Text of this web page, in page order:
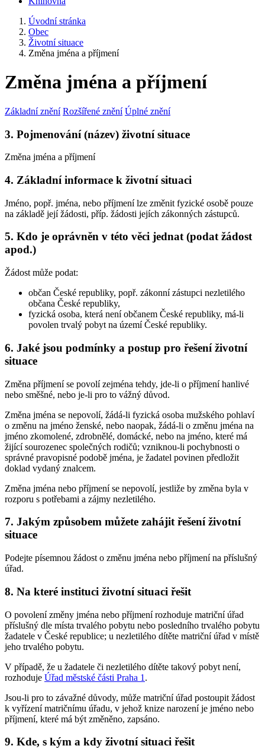
Úvodní stránka
Obec
Životní situace
Změna jména a příjmení
Změna jména a příjmení
Základní znění Rozšířené znění Úplné znění
3. Pojmenování (název) životní situace
Změna jména a příjmení
4. Základní informace k životní situaci
Jméno, popř. jména, nebo příjmení lze změnit fyzické osobě pouze
na základě její žádosti, příp. žádosti jejích zákonných zástupců.
5. Kdo je oprávněn v této věci jednat (podat žádost
apod.)
Žádost může podat:
občan České republiky, popř. zákonní zástupci nezletilého
občana České republiky,
fyzická osoba, která není občanem České republiky, má-li
povolen trvalý pobyt na území České republiky.
6. Jaké jsou podmínky a postup pro řešení životní
situace
Změna příjmení se povolí zejména tehdy, jde-li o příjmení hanlivé
nebo směšné, nebo je-li pro to vážný důvod.
Změna jména se nepovolí, žádá-li fyzická osoba mužského pohlaví
o změnu na jméno ženské, nebo naopak, žádá-li o změnu jména na
jméno zkomolené, zdrobnělé, domácké, nebo na jméno, které má
žijící sourozenec společných rodičů; vzniknou-li pochybnosti o
správné pravopisné podobě jména, je žadatel povinen předložit
doklad vydaný znalcem.
Změna jména nebo příjmení se nepovolí, jestliže by změna byla v
rozporu s potřebami a zájmy nezletilého.
7. Jakým způsobem můžete zahájit řešení životní
situace
Podejte písemnou žádost o změnu jména nebo příjmení na příslušný
úřad.
8. Na které instituci životní situaci řešit
O povolení změny jména nebo příjmení rozhoduje matriční úřad
příslušný dle místa trvalého pobytu nebo posledního trvalého pobytu
žadatele v České republice; u nezletilého dítěte matriční úřad v místě
jeho trvalého pobytu.
V případě, že u žadatele či nezletilého dítěte takový pobyt není,
rozhoduje Úřad městské části Praha 1 .
Jsou-li pro to závažné důvody, může matriční úřad postoupit žádost
k vyřízení matričnímu úřadu, v jehož knize narození je jméno nebo
příjmení, které má být změněno, zapsáno.
9. Kde, s kým a kdy životní situaci řešit